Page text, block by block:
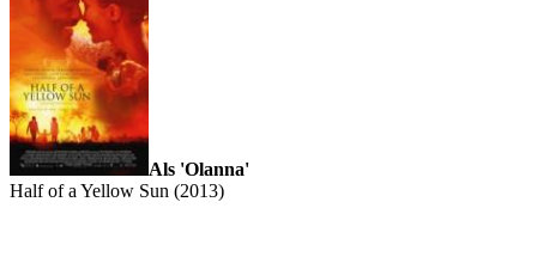
Als 'Olanna'
Half of a Yellow Sun (2013)